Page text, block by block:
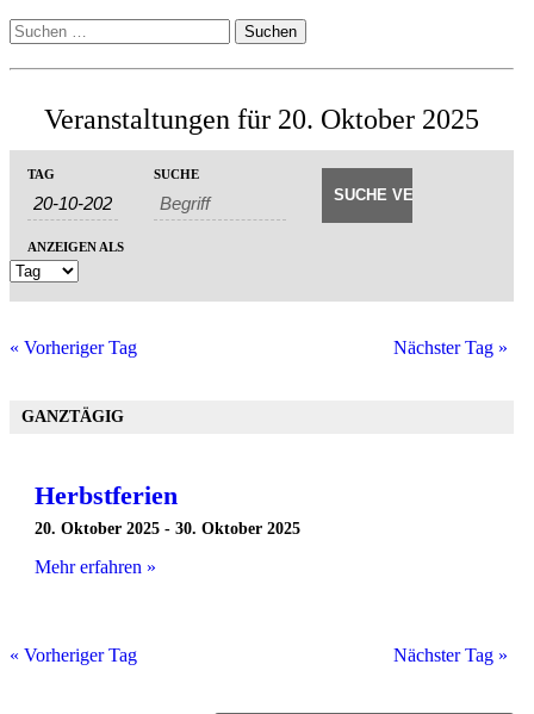
Suchen
nach:
Veranstaltungen für 20. Oktober 2025
Veranstaltungen
Such-
und
Ansichtennavigation
Suche
TAG SUCHE
Veranstaltung
Ansichtennavigation
ANZEIGEN ALS
« Vorheriger Tag Nächster Tag »
GANZTÄGIG
Herbstferien
20. Oktober 2025 -30. Oktober 2025
Mehr erfahren »
« Vorheriger Tag Nächster Tag »